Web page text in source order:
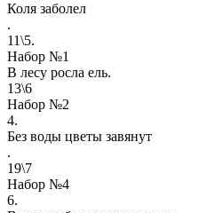
Коля заболел
.
11\5.
Набор №1
В лесу росла ель.
13\6
Набор №2
4.
Без воды цветы завянут
.
19\7
Набор №4
6.